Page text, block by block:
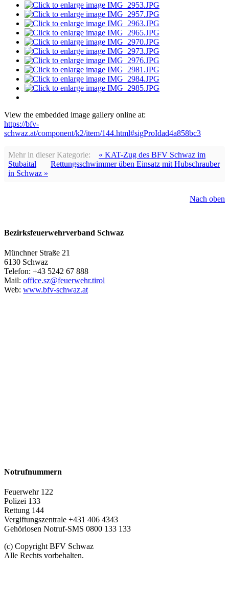
View the embedded image gallery online at:
https://bfv-
schwaz.at/component/k2/item/144.html#sigProIdad4a858bc3
Mehr in dieser Kategorie:
« KAT-Zug des BFV Schwaz im
Stubaital
Rettungsschwimmer üben Einsatz mit Hubschrauber
in Schwaz »
Nach oben
Bezirksfeuerwehrverband Schwaz
Münchner Straße 21
6130 Schwaz
Telefon: +43 5242 67 888
Mail: office.sz@feuerwehr.tirol
Web: www.bfv-schwaz.at
Notrufnummern
Feuerwehr 122
Polizei 133
Rettung 144
Vergiftungszentrale +431 406 4343
Gehörlosen Notruf-SMS 0800 133 133
(c) Copyright BFV Schwaz
Alle Rechts vorbehalten.